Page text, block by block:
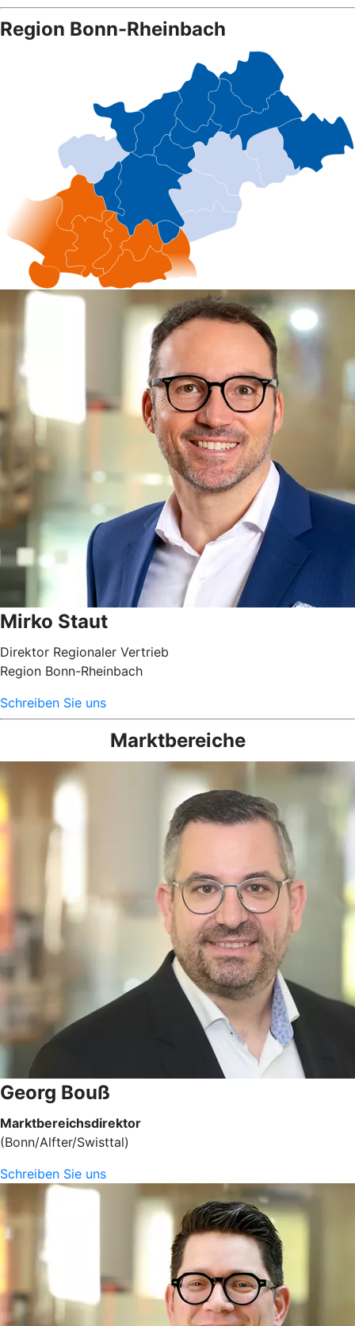
Region Bonn-Rheinbach
Mirko Staut
Direktor Regionaler Vertrieb
Region Bonn-Rheinbach
Schreiben Sie uns
Marktbereiche
Georg Bouß
Marktbereichsdirektor
(Bonn/Alfter/Swisttal)
Schreiben Sie uns